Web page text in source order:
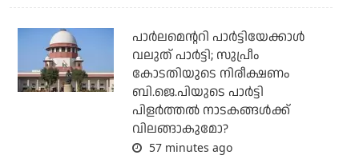
പാര്‍ലമെന്ററി പാര്‍ട്ടിയേക്കാള്‍
വലുത് പാര്‍ട്ടി; സുപ്രീം
കോടതിയുടെ നിരീക്ഷണം
ബി.ജെ.പിയുടെ പാര്‍ട്ടി
പിളര്‍ത്തല്‍ നാടകങ്ങള്‍ക്ക്
വിലങ്ങാകുമോ?
57 minutes ago